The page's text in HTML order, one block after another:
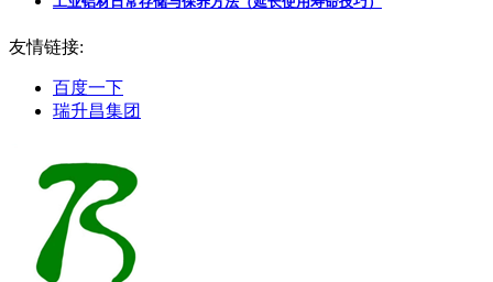
友情链接:
百度一下
瑞升昌集团